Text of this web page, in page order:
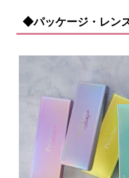
◆パッケージ・レン